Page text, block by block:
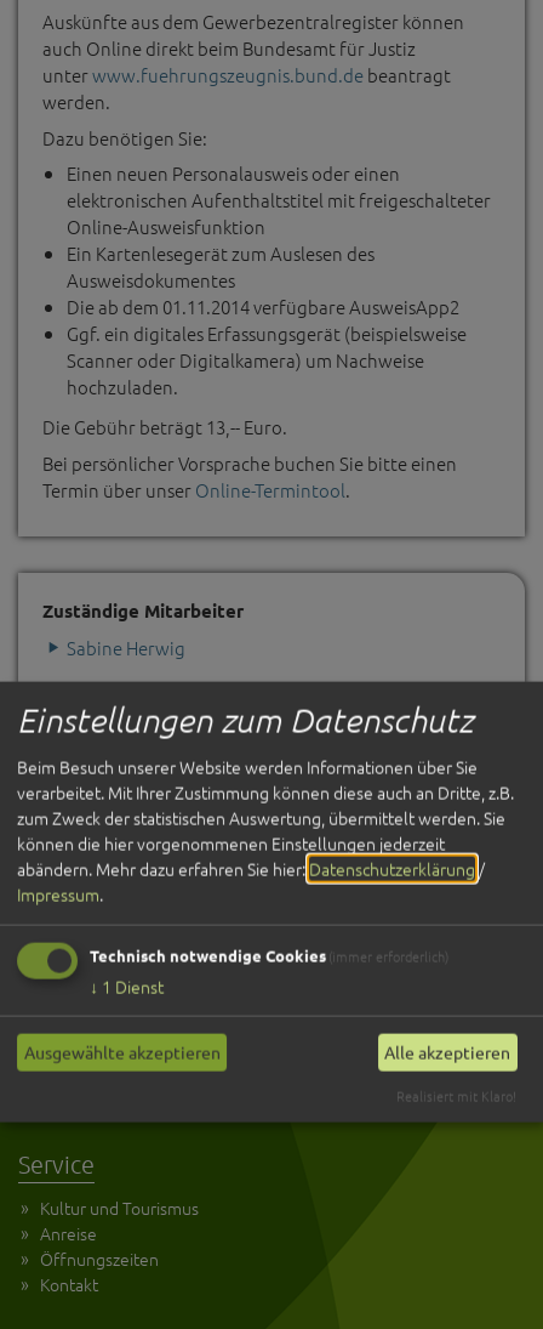
Auskünfte aus dem Gewerbezentralregister können
auch Online direkt beim Bundesamt für Justiz
unterwww.fuehrungszeugnis.bund.debeantragt
werden.
Dazu benötigen Sie:
Einen neuen Personalausweis oder einen
elektronischen Aufenthaltstitel mit freigeschalteter
Online-Ausweisfunktion
Ein Kartenlesegerät zum Auslesen des
Ausweisdokumentes
Die ab dem 01.11.2014 verfügbare AusweisApp2
Ggf. ein digitales Erfassungsgerät (beispielsweise
Scanner oder Digitalkamera) um Nachweise
hochzuladen.
Die Gebühr beträgt 13,-- Euro.
Bei persönlicher Vorsprache buchen Sie bitte einen
Termin über unserOnline-Termintool.
Zuständige Mitarbeiter
Sabine Herwig
Übernachten
Gastronomie
Service
Kultur und Tourismus
Anreise
Öffnungszeiten
Kontakt
Einstellungen zum Datenschutz
Beim Besuch unserer Website werden Informationen über Sie
verarbeitet. Mit Ihrer Zustimmung können diese auch an Dritte, z.B.
zum Zweck der statistischen Auswertung, übermittelt werden. Sie
können die hier vorgenommenen Einstellungen jederzeit
abändern. Mehr dazu erfahren Sie hier: Datenschutzerklärung /
Impressum.
Technisch notwendige Cookies(immer erforderlich)
↓ 1 Dienst
Ausgewählte akzeptieren Alle akzeptieren
Realisiert mit Klaro!